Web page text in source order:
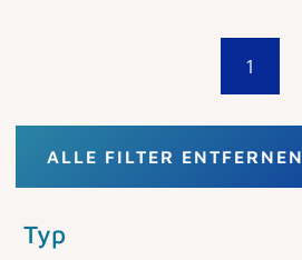
1
ALLE FILTER ENTFERNEN
Typ